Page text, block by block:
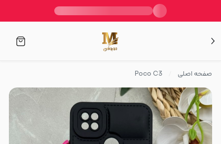
صفحه اصلی Poco C3